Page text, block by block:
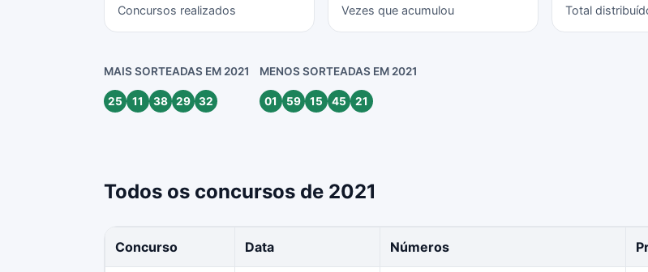
Concursos realizados Vezes que acumulou Total
MAIS SORTEADAS EM 2021
25 11 38 29 32
MENOS SORTEADAS EM 2021
01 59 15 45 21
Todos os concursos de 2021
Concurso Data Números